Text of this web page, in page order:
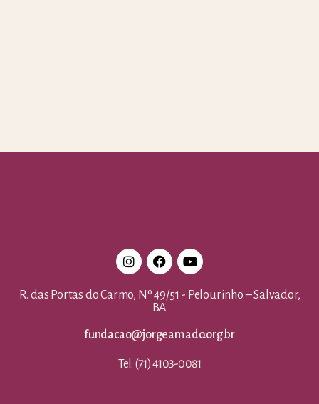
R. das Portas do Carmo, Nº 49/51 - Pelourinho – Salvador,
BA
fundacao@jorgeamado.org.br
Tel: (71) 4103-0081